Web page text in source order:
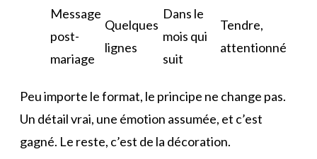
Message
post-
mariage
Quelques
lignes
Dans le
mois qui
suit
Tendre,
attentionné
Peu importe le format, le principe ne change pas.
Un détail vrai, une émotion assumée, et c’est
gagné. Le reste, c’est de la décoration.